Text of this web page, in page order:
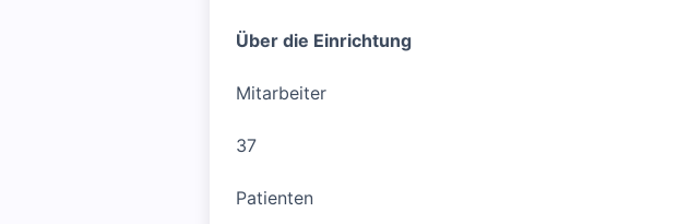
Über die Einrichtung
Mitarbeiter
37
Patienten